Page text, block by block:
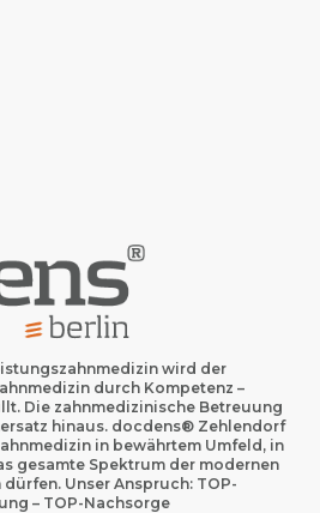
wird der
durch Kompetenz –
Die zahnmedizinische Betreuung
hinaus. docdens® Zehlendorf
in bewährtem Umfeld, in
gesamte Spektrum der modernen
Unser Anspruch: TOP-
– TOP-Nachsorge